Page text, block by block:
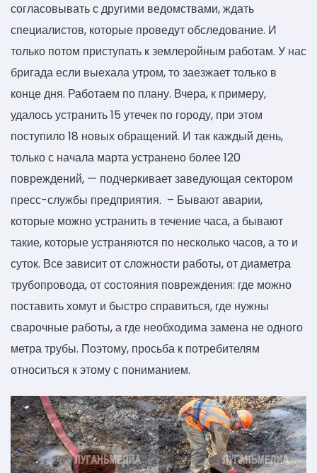
согласовывать с другими ведомствами, ждать
специалистов, которые проведут обследование. И
только потом приступать к землеройным работам. У нас
бригада если выехала утром, то заезжает только в
конце дня. Работаем по плану. Вчера, к примеру,
удалось устранить 15 утечек по городу, при этом
поступило 18 новых обращений. И так каждый день,
только с начала марта устранено более 120
повреждений, — подчеркивает заведующая сектором
пресс-службы предприятия. – Бывают аварии,
которые можно устранить в течение часа, а бывают
такие, которые устраняются по несколько часов, а то и
суток. Все зависит от сложности работы, от диаметра
трубопровода, от состояния повреждения: где можно
поставить хомут и быстро справиться, где нужны
сварочные работы, а где необходима замена не одного
метра трубы. Поэтому, просьба к потребителям
относиться к этому с пониманием.